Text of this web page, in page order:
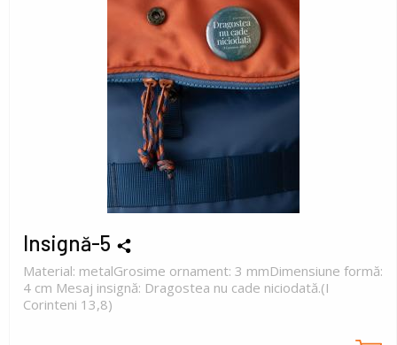
Insignă-5
Material: metalGrosime ornament: 3 mmDimensiune formă:
4 cm Mesaj insignă: Dragostea nu cade niciodată.(I
Corinteni 13,8)